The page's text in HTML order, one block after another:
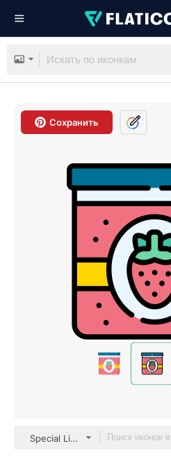
Сохранить
Special Lineal color